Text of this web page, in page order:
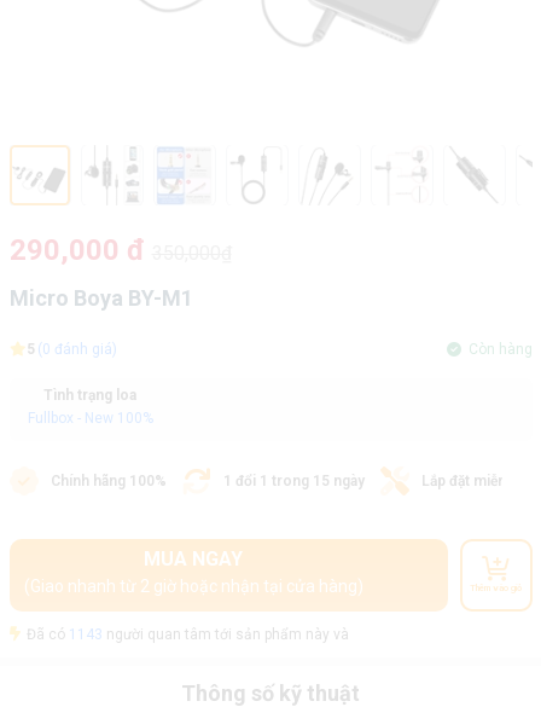
290,000 đ
Micro Boya BY-M1
5 (0 đánh giá) Còn hàng
Tình trạng loa
Fullbox - New 100%
Chính hãng 100% 1 đổi 1 trong 15 ngày Lắp đặt miễn phí
MUA NGAY
(Giao nhanh từ 2 giờ hoặc nhận tại cửa hàng) Thêm vào giỏ
Đã có 1143 người quan tâm tới sản phẩm này và
Thông số kỹ thuật